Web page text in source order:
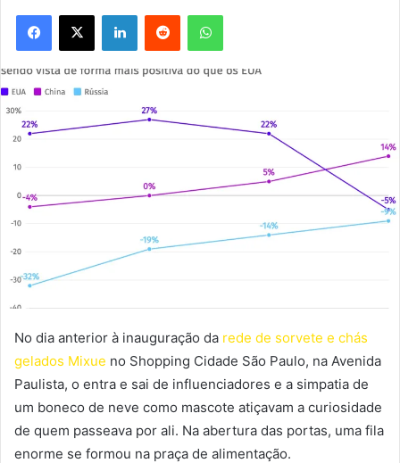
Facebook
X LinkedinReddit WhatsApp
No dia anterior à inauguração da rede de sorvete e chás
gelados Mixue no Shopping Cidade São Paulo, na Avenida
Paulista, o entra e sai de influenciadores e a simpatia de
um boneco de neve como mascote atiçavam a curiosidade
de quem passeava por ali. Na abertura das portas, uma fila
enorme se formou na praça de alimentação.